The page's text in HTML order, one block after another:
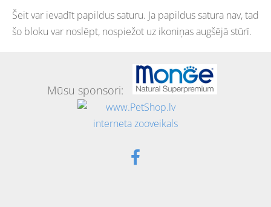
Šeit var ievadīt papildus saturu. Ja papildus satura nav, tad
šo bloku var noslēpt, nospiežot uz ikoniņas augšējā stūrī.
Mūsu sponsori: